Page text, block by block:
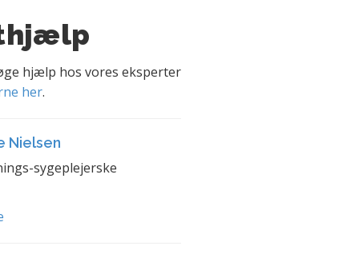
hjælp hos vores eksperter
her.
Nielsen
sygeplejerske